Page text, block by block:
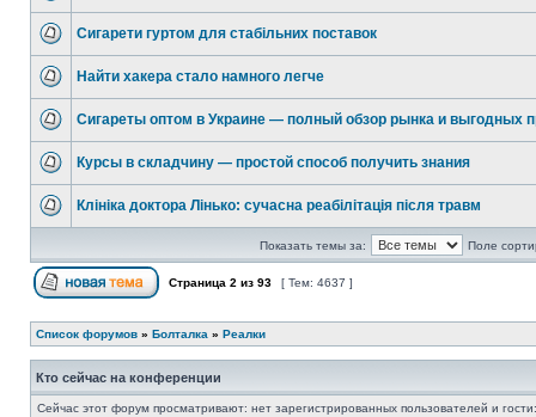
Сигарети гуртом для стабільних поставок
Найти хакера стало намного легче
Сигареты оптом в Украине — полный обзор рынка и выгодных
Курсы в складчину — простой способ получить знания
Клініка доктора Лінько: сучасна реабілітація після травм
Показать темы за: Поле
Страница 2 из 93 [ Тем: 4637 ]
Список форумов » Болталка » Реалки
Кто сейчас на конференции
Сейчас этот форум просматривают: нет зарегистрированных пользователей и